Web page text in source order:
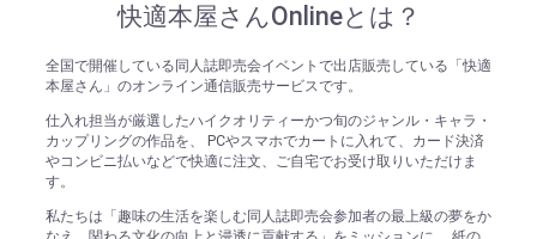
快適本屋さんOnlineとは？
全国で開催している同人誌即売会イベントで出店販売している「快適
本屋さん」のオンライン通信販売サービスです。
仕入れ担当が厳選したハイクオリティーかつ旬のジャンル・キャラ・
カップリングの作品を、 PCやスマホでカートに入れて、カード決済
やコンビニ払いなどで快適に注文、ご自宅でお受け取りいただけま
す。
私たちは「趣味の生活を楽しむ同人誌即売会参加者の最上級の夢をか